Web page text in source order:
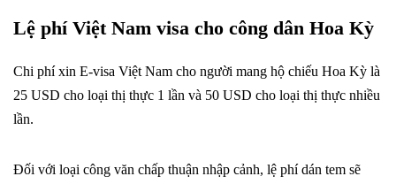
Lệ phí Việt Nam visa cho công dân Hoa Kỳ
Chi phí xin E-visa Việt Nam cho người mang hộ chiếu Hoa Kỳ là
25 USD cho loại thị thực 1 lần và 50 USD cho loại thị thực nhiều
lần.
Đối với loại công văn chấp thuận nhập cảnh, lệ phí dán tem sẽ